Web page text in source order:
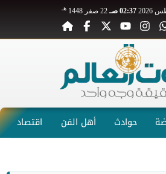
02:37 صـ 22 صفر 1448 هـ
حوادث أهل الفن اقتصاد